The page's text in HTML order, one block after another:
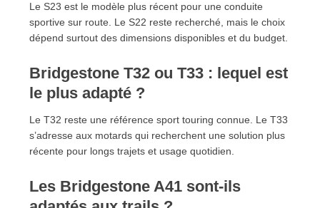
Le S23 est le modèle plus récent pour une conduite
sportive sur route. Le S22 reste recherché, mais le choix
dépend surtout des dimensions disponibles et du budget.
Bridgestone T32 ou T33 : lequel est
le plus adapté ?
Le T32 reste une référence sport touring connue. Le T33
s’adresse aux motards qui recherchent une solution plus
récente pour longs trajets et usage quotidien.
Les Bridgestone A41 sont-ils